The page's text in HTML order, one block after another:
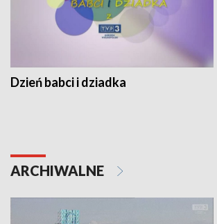
Dzień babci i dziadka
ARCHIWALNE